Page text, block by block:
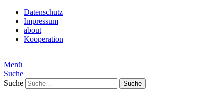
Datenschutz
Impressum
about
Kooperation
Menü
Suche
Suche